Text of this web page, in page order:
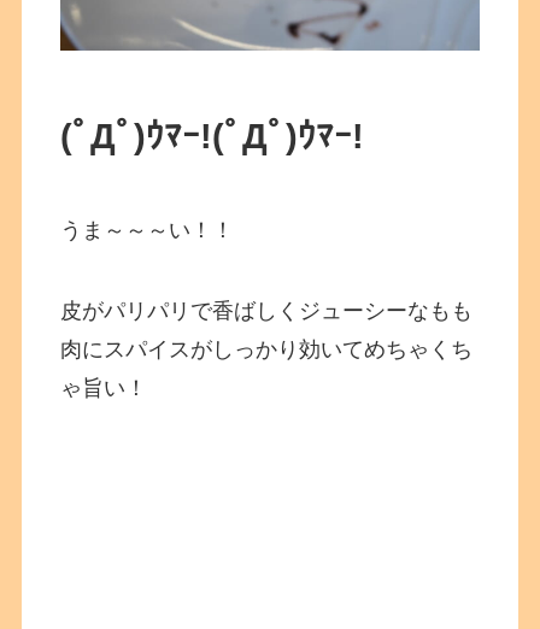
(ﾟДﾟ)ｳﾏｰ!(ﾟДﾟ)ｳﾏｰ!
うま～～～い！！
皮がパリパリで香ばしくジューシーなもも
肉にスパイスがしっかり効いてめちゃくち
ゃ旨い！